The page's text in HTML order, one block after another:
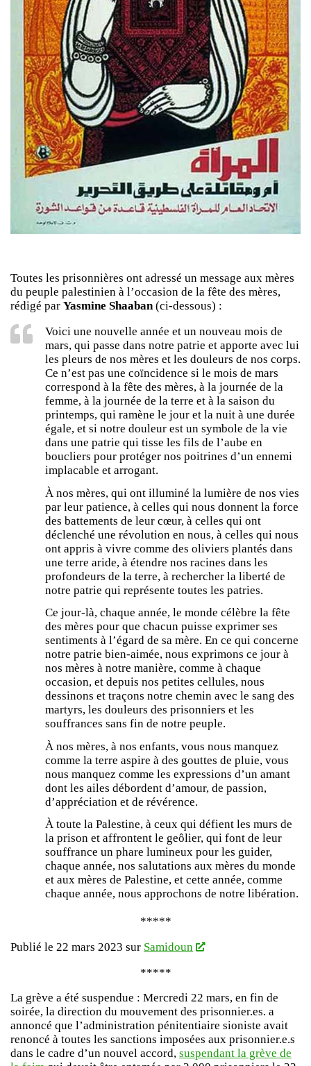
Toutes les prisonnières ont adressé un message aux mères
du peuple palestinien à l’occasion de la fête des mères,
rédigé par Yasmine Shaaban(ci-dessous) :
Voici une nouvelle année et un nouveau mois de
mars, qui passe dans notre patrie et apporte avec lui
les pleurs de nos mères et les douleurs de nos corps.
Ce n’est pas une coïncidence si le mois de mars
correspond à la fête des mères, à la journée de la
femme, à la journée de la terre et à la saison du
printemps, qui ramène le jour et la nuit à une durée
égale, et si notre douleur est un symbole de la vie
dans une patrie qui tisse les fils de l’aube en
boucliers pour protéger nos poitrines d’un ennemi
implacable et arrogant.
À nos mères, qui ont illuminé la lumière de nos vies
par leur patience, à celles qui nous donnent la force
des battements de leur cœur, à celles qui ont
déclenché une révolution en nous, à celles qui nous
ont appris à vivre comme des oliviers plantés dans
une terre aride, à étendre nos racines dans les
profondeurs de la terre, à rechercher la liberté de
notre patrie qui représente toutes les patries.
Ce jour-là, chaque année, le monde célèbre la fête
des mères pour que chacun puisse exprimer ses
sentiments à l’égard de sa mère. En ce qui concerne
notre patrie bien-aimée, nous exprimons ce jour à
nos mères à notre manière, comme à chaque
occasion, et depuis nos petites cellules, nous
dessinons et traçons notre chemin avec le sang des
martyrs, les douleurs des prisonniers et les
souffrances sans fin de notre peuple.
À nos mères, à nos enfants, vous nous manquez
comme la terre aspire à des gouttes de pluie, vous
nous manquez comme les expressions d’un amant
dont les ailes débordent d’amour, de passion,
d’appréciation et de révérence.
À toute la Palestine, à ceux qui défient les murs de
la prison et affrontent le geôlier, qui font de leur
souffrance un phare lumineux pour les guider,
chaque année, nos salutations aux mères du monde
et aux mères de Palestine, et cette année, comme
chaque année, nous approchons de notre libération.
*****
Publié le 22 mars 2023 sur Samidoun
*****
La grève a été suspendue : Mercredi 22 mars, en fin de
soirée, la direction du mouvement des prisonnier.es. a
annoncé que l’administration pénitentiaire sioniste avait
renoncé à toutes les sanctions imposées aux prisonnier.e.s
dans le cadre d’un nouvel accord, suspendant la grève de